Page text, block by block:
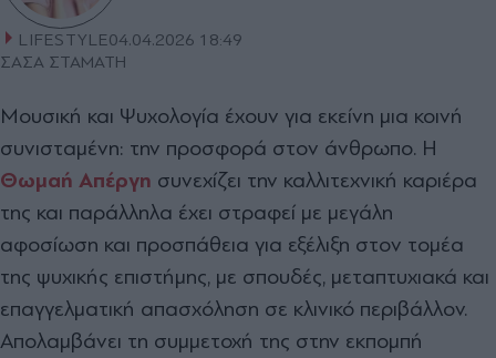
LIFESTYLE04.04.2026 18:49
ΣΑΣΑ ΣΤΑΜΑΤΗ
Μουσική και Ψυχολογία έχουν για εκείνη µια κοινή
συνισταµένη: την προσφορά στον άνθρωπο. Η
Θωµαή Απέργη συνεχίζει την καλλιτεχνική καριέρα
της και παράλληλα έχει στραφεί µε µεγάλη
αφοσίωση και προσπάθεια για εξέλιξη στον τοµέα
της ψυχικής επιστήµης, µε σπουδές, µεταπτυχιακά και
επαγγελµατική απασχόληση σε κλινικό περιβάλλον.
Απολαµβάνει τη συµµετοχή της στην εκποµπή